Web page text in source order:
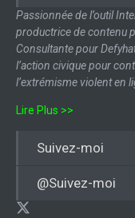
Passionnée de l’outil
productrice de contenu
Consultante pour
l’action civique pour
l’extrémisme violent en
Lire Plus >>
Suivez-moi
@Suivez-moi